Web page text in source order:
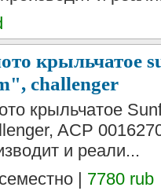
крыльчатое
challenger
крыльчатое
ACP
и реали...
| 7780 rub